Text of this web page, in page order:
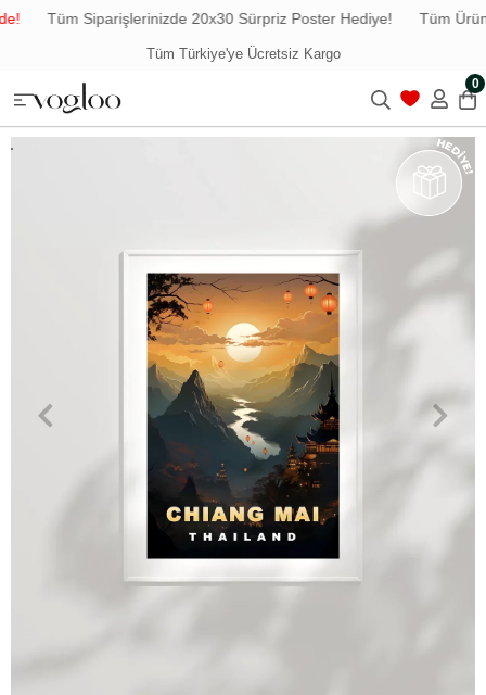
Tüm Siparişlerinizde 20x30 Sürpriz Poster Hediye! Tüm
Tüm Türkiye'ye Ücretsiz Kargo
0